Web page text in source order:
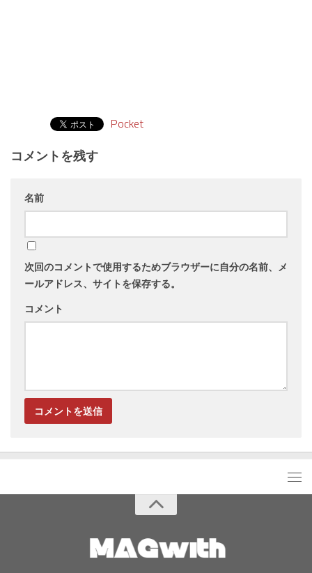
Pocket
コメントを残す
名前
次回のコメントで使用するためブラウザーに自分の名前、メ
ールアドレス、サイトを保存する。
コメント